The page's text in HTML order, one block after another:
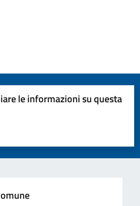
le informazioni su questa
5 stelle su 5
su 5
su 5
5